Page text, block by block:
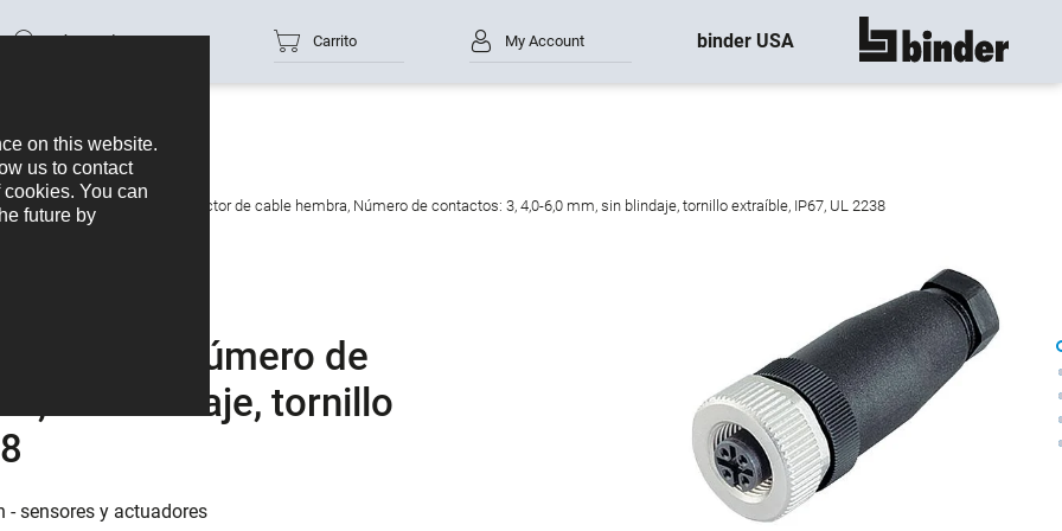
Número de parte Carrito My Account binder USA mostrar todo
M12-A M12 Conector de cable hembra, Número de contactos: 3, 4,0-6,0 mm, sin blindaje, tornillo extraíble, IP67, UL 2238
hembra, Número de
sin blindaje, tornillo
- sensores y actuadores